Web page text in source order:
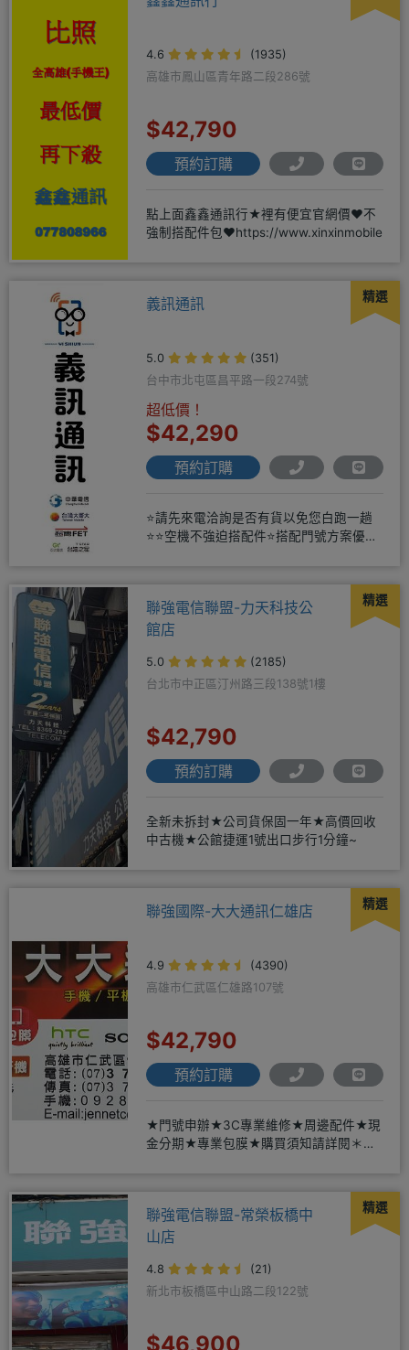
4.6
(1935)
高雄市鳳山區青年路二段286號
$42,790
預約訂購
點上面鑫鑫通訊行★裡有便宜官網價❤️不
強制搭配件包❤️https://www.xinxinmobile
精選
義訊通訊
5.0
(351)
台中市北屯區昌平路一段274號
超低價！
$42,290
預約訂購
⭐請先來電洽詢是否有貨以免您白跑一趟
⭐⭐空機不強迫搭配件⭐搭配門號方案優惠
精選
聯強電信聯盟-力天科技公
館店
5.0
(2185)
台北市中正區汀州路三段138號1樓
$42,790
預約訂購
全新未拆封★公司貨保固一年★高價回收
中古機★公館捷運1號出口步行1分鐘~
精選
聯強國際-大大通訊仁雄店
4.9
(4390)
高雄市仁武區仁雄路107號
$42,790
預約訂購
★門號申辦★3C專業維修★周邊配件★現
金分期★專業包膜★購買須知請詳閱＊來
精選
聯強電信聯盟-常榮板橋中
山店
4.8
(21)
新北市板橋區中山路二段122號
$46,900